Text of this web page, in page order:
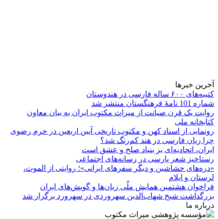
آخرین خبرها
کتیبه‌های ۶۰۰ ساله فارسی در هندوستان
شماره 101 نامۀ فرهنگستان منتشر شد
روایت یک قرن صیانت از میراث مکتوب ایران به بیان معاون
کتابخانه ملی
رونمایی از اسناد کهن و مکتوب تاریخی آیین اربعین در حرم رضوی
چرا زبان فارسی در هند کم‌رنگ شد؟
ایران، اتحادیه‌ای بر بنیاد صلح و عشق است
رستاخیز شعر پارسی در رسانه‌های اجتماعی
«دره‌های حشاشین و دیگر سفرهای ایرانی»؛ روایتی از الموت،
لرستان و ایلام
فراخوان هشتمین همایش ملّی زبان‌ها و گویش‌های ایران
بزرگداشت شیخ شهاب‌الدین سهروردی در سهرورد برگزار شد
درباره ما